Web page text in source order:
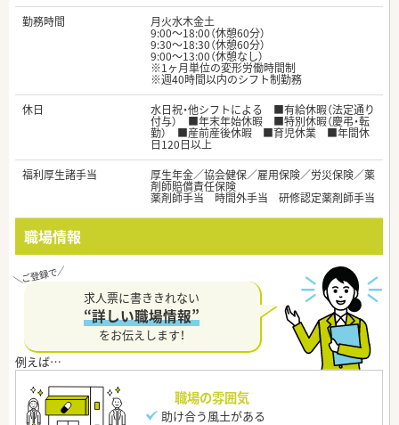
勤務時間
月火水木金土
9:00～18:00（休憩60分）
9:30～18:30（休憩60分）
9:00～13:00（休憩なし）
※1ヶ月単位の変形労働時間制
※週40時間以内のシフト制勤務
休日
水日祝・他シフトによる ■有給休暇（法定通り
付与） ■年末年始休暇 ■特別休暇（慶弔・転
勤） ■産前産後休暇 ■育児休業 ■年間休
日120日以上
福利厚生諸手当
厚生年金／協会健保／雇用保険／労災保険／薬
剤師賠償責任保険
薬剤師手当 時間外手当 研修認定薬剤師手当
職場情報
求人票に書ききれない
“詳しい職場情報”
をお伝えします！
職場の雰囲気
助け合う風土がある